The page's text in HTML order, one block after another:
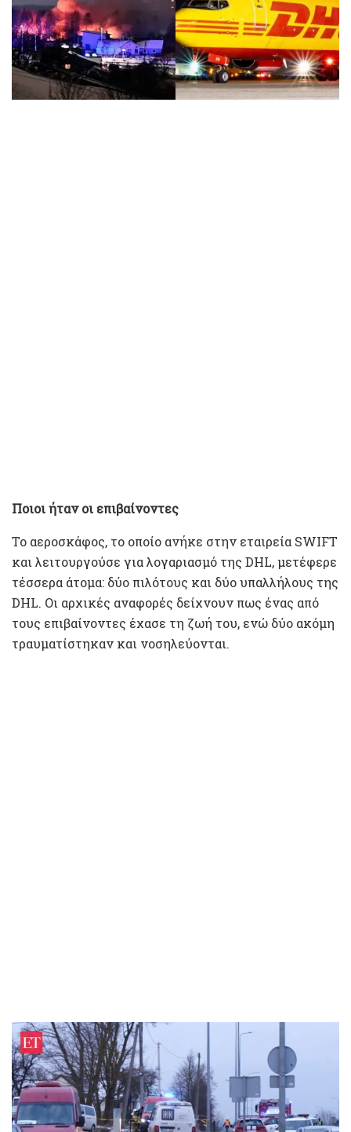
Ποιοι ήταν οι επιβαίνοντες
Το αεροσκάφος, το οποίο ανήκε στην εταιρεία SWIFT
και λειτουργούσε για λογαριασμό της DHL, μετέφερε
τέσσερα άτομα: δύο πιλότους και δύο υπαλλήλους της
DHL. Οι αρχικές αναφορές δείχνουν πως ένας από
τους επιβαίνοντες έχασε τη ζωή του, ενώ δύο ακόμη
τραυματίστηκαν και νοσηλεύονται.